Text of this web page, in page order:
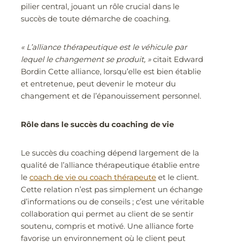
pilier central, jouant un rôle crucial dans le
succès de toute démarche de coaching.
« L’alliance thérapeutique est le véhicule par
lequel le changement se produit, »citait Edward
Bordin Cette alliance, lorsqu’elle est bien établie
et entretenue, peut devenir le moteur du
changement et de l’épanouissement personnel.
Rôle dans le succès du coaching de vie
Le succès du coaching dépend largement de la
qualité de l’alliance thérapeutique établie entre
lecoach de vie ou coach thérapeute et le client.
Cette relation n’est pas simplement un échange
d’informations ou de conseils ; c’est une véritable
collaboration qui permet au client de se sentir
soutenu, compris et motivé. Une alliance forte
favorise un environnement où le client peut